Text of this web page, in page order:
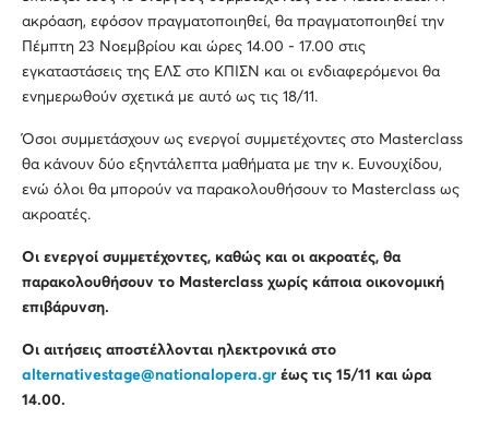
ακρόαση, εφόσον πραγματοποιηθεί, θα πραγματοποιηθεί την
Πέμπτη 23 Νοεμβρίου και ώρες 14.00 - 17.00 στις
εγκαταστάσεις της ΕΛΣ στο ΚΠΙΣΝ και οι ενδιαφερόμενοι θα
ενημερωθούν σχετικά με αυτό ως τις 18/11.
Όσοι συμμετάσχουν ως ενεργοί συμμετέχοντες στο Masterclass
θα κάνουν δύο εξηντάλεπτα μαθήματα με την κ. Ευνουχίδου,
ενώ όλοι θα μπορούν να παρακολουθήσουν το Masterclass ως
ακροατές.
Οι ενεργοί συμμετέχοντες, καθώς και οι ακροατές, θα
παρακολουθήσουν το Masterclass χωρίς κάποια οικονομική
επιβάρυνση.
Οι αιτήσεις αποστέλλονται ηλεκτρονικά στο
alternativestage@nationalopera.gr έως τις 15/11 και ώρα
14.00.